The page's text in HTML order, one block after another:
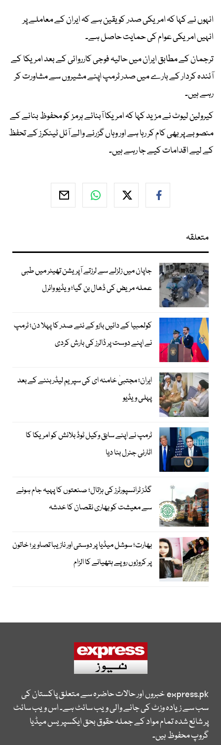
انہوں نے کہا کہ امریکی صدر کو یقین ہے کہ ایران کے معاملے پر
انہیں امریکی عوام کی حمایت حاصل ہے۔
ترجمان کے مطابق ایران میں حالیہ فوجی کارروائی کے بعد امریکا کے
آئندہ کردار کے بارے میں صدر ٹرمپ اپنے مشیروں سے مشاورت کر
رہے ہیں۔
کیرولین لیوٹ نے مزید کہا کہ امریکا آبنائے ہرمز کو محفوظ بنانے کے
منصوبے پر بھی کام کر رہا ہے اور وہاں گزرنے والے آئل ٹینکرز کے تحفظ
کے لیے اقدامات کیے جا رہے ہیں۔
متعلقہ
جاپان میں زلزلے سے لرزتے آپریشن تھیٹر میں طبی
عملہ مریض کی ڈھال بن گیا؛ ویڈیو وائرل
کولمبیا کے دائیں بازو کے نئے صدر کا پہلا دن؛ ٹرمپ
نے اپنے دوست پر ڈالرز کی بارش کردی
ایران؛ مجتبیٰ خامنہ ای کی سپریم لیڈر بننے کے بعد
پہلی ویڈیو
ٹرمپ نے اپنے سابق وکیل ٹوڈ بلانش کو امریکا کا
اٹارنی جنرل بنا دیا
گڈز ٹرانسپورٹرز کی ہڑتال؛ صنعتوں کا پہیہ جام ہونے
سے معیشت کو بھاری نقصان کا خدشہ
بھارت؛ سوشل میڈیا پر دوستی اور نازیبا تصاویر؛ خاتون
پر کروڑوں روپے ہتھیانے کا الزام
express.pkخبروں اور حالات حاضرہ سے متعلق پاکستان کی
سب سے زیادہ وزٹ کی جانے والی ویب سائٹ ہے۔ اس ویب سائٹ
پر شائع شدہ تمام مواد کے جملہ حقوق بحق ایکسپریس میڈیا
گروپ محفوظ ہیں۔